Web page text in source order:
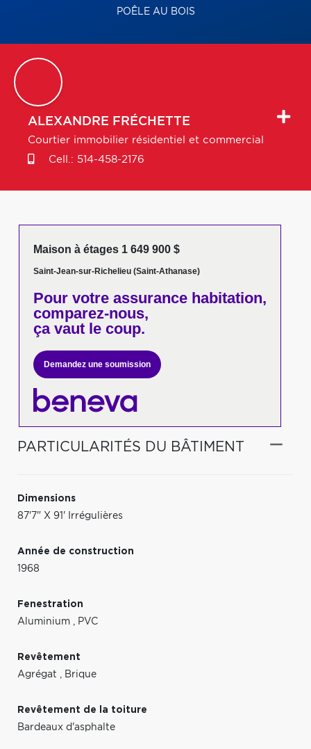
POÊLE AU BOIS
ALEXANDRE FRÉCHETTE
Courtier immobilier résidentiel et commercial
Cell.: 514-458-2176
Maison à étages 1 649 900 $
Saint-Jean-sur-Richelieu (Saint-Athanase)
Pour votreassurance habitation,
comparez-nous,
ça vaut le coup.
Demandez une soumission
PARTICULARITÉS DU BÂTIMENT
Dimensions
87'7" X 91' Irrégulières
Année de construction
1968
Fenestration
Aluminium , PVC
Revêtement
Agrégat , Brique
Revêtement de la toiture
Bardeaux d'asphalte